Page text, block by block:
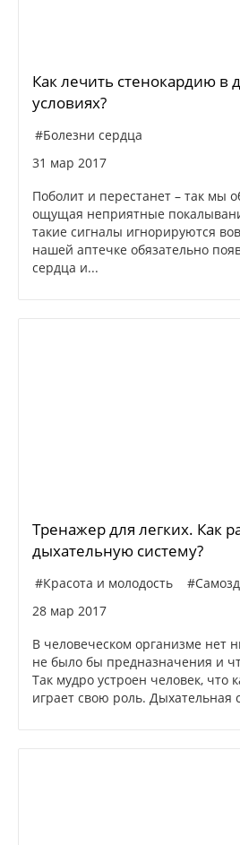
Как лечить стенокардию в
условиях?
#Болезни сердца
31 мар 2017
Поболит и перестанет – так мы
ощущая неприятные
такие сигналы игнорируются
нашей аптечке обязательно
сердца и...
Тренажер для легких. Как
дыхательную систему?
#Красота и молодость
28 мар 2017
В человеческом организме нет
не было бы предназначения и
Так мудро устроен человек, что
играет свою роль. Дыхательная